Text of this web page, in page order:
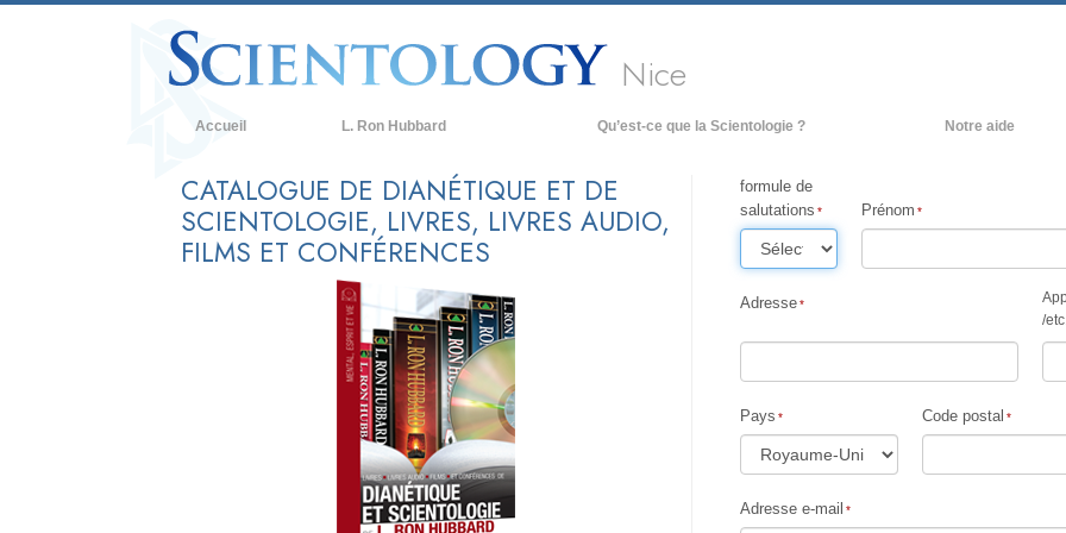
Nice
Accueil L. Ron Hubbard Qu’est-ce que la Scientologie ?
Credos et Codes de Scientologie
Les scientologues et la Scientologie
Notre aide
CATALOGUE DE DIANÉTIQUE ET DE
SCIENTOLOGIE, LIVRES, LIVRES AUDIO,
FILMS ET CONFÉRENCES
formule de
salutations
Prénom
Adresse
/
Pays Code postal
Adresse e-mail